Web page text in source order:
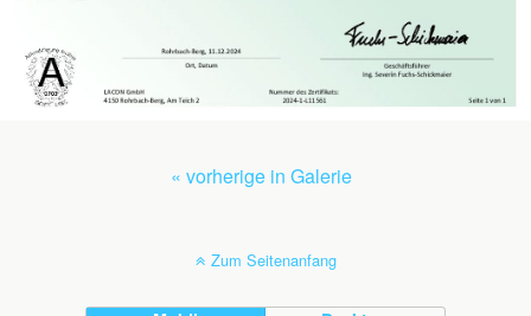
« vorherige in Galerie
Zum Seitenanfang